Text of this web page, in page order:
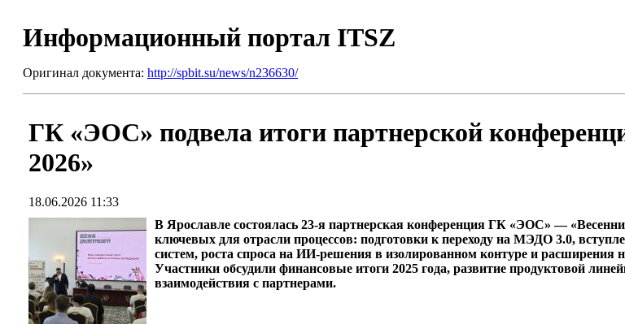
Информационный портал ITSZ
Оригинал документа: http://spbit.su/news/n236630/
ГК «ЭОС» подвела итоги партнерской
2026»
18.06.2026 11:33
В Ярославле состоялась 23-я партнерская конференция ГК «ЭОС» —
ключевых для отрасли процессов: подготовки к переходу на МЭДО 3.0,
систем, роста спроса на ИИ-решения в изолированном контуре и расширения
Участники обсудили финансовые итоги 2025 года, развитие продуктовой
взаимодействия с партнерами.